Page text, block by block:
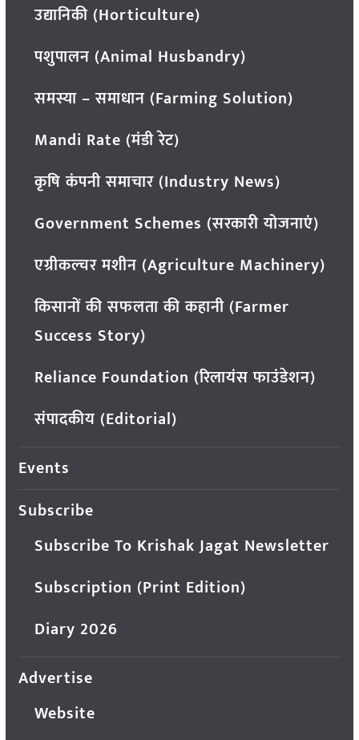
उद्यानिकी (Horticulture)
पशुपालन (Animal Husbandry)
समस्या – समाधान (Farming Solution)
Mandi Rate (मंडी रेट)
कृषि कंपनी समाचार (Industry News)
Government Schemes (सरकारी योजनाएं)
एग्रीकल्चर मशीन (Agriculture Machinery)
किसानों की सफलता की कहानी (Farmer
Success Story)
Reliance Foundation (रिलायंस फाउंडेशन)
संपादकीय (Editorial)
Events
Subscribe
Subscribe To Krishak Jagat Newsletter
Subscription (Print Edition)
Diary 2026
Advertise
Website